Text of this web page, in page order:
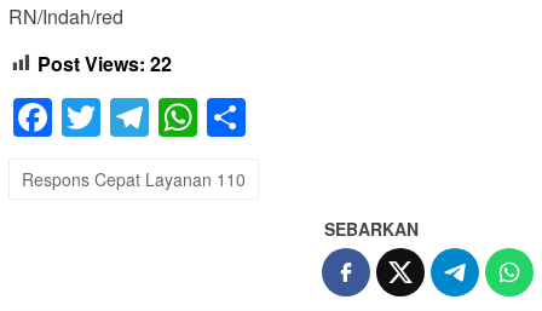
RN/Indah/red
Post Views: 22
Facebook
TwitterTelegram
WhatsApp
Respons Cepat Layanan 110
SEBARKAN